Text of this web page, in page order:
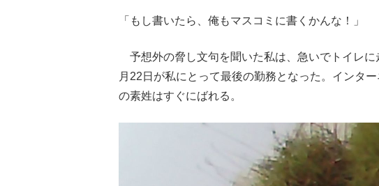
「もし書いたら、俺もマスコミに書くかんな！」
予想外の脅し文句を聞いた私は、急いでトイレ
月22日が私にとって最後の勤務となった。インタ
の素姓はすぐにばれる。